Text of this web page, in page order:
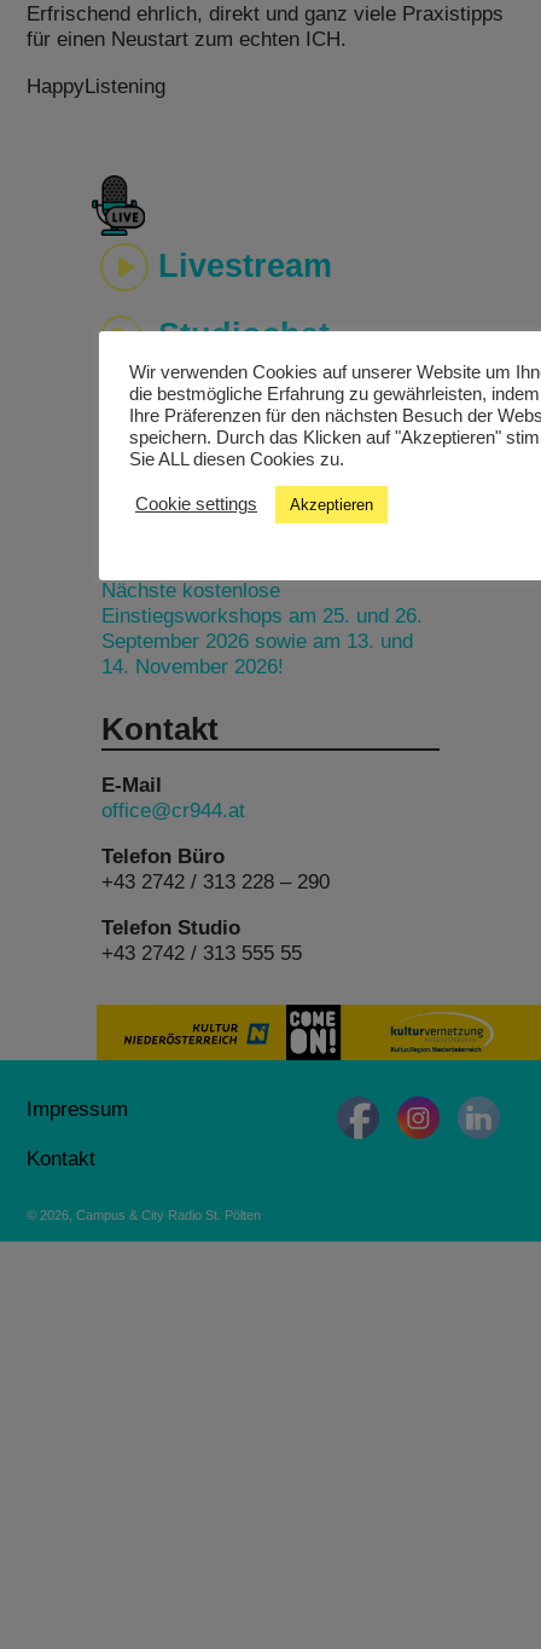
Erfrischend ehrlich, direkt und ganz viele Praxistipps
für einen Neustart zum echten ICH.
HappyListening
Livestream
Studiochat
Songfinder
Nächste kostenlose
Einstiegsworkshops am 25. und 26.
September 2026 sowie am 13. und
14. November 2026!
Kontakt
E-Mail
office@cr944.at
Telefon Büro
+43 2742 / 313 228 – 290
Telefon Studio
+43 2742 / 313 555 55
Impressum
Kontakt
© 2026, Campus & City Radio St. Pölten
Wir verwenden Cookies auf unserer Website um
die bestmögliche Erfahrung zu gewährleisten,
Ihre Präferenzen für den nächsten Besuch der
speichern. Durch das Klicken auf "Akzeptieren"
Sie ALL diesen Cookies zu.
Cookie settings Akzeptieren